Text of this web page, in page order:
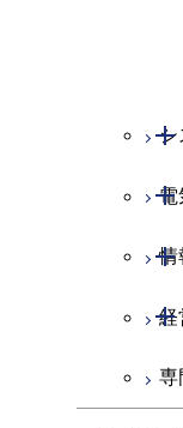
シ
開
電
開
情
開
経
開
専